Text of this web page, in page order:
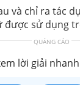
và chỉ ra tác
được sử dụng
QUẢNG CÁO
lời giải